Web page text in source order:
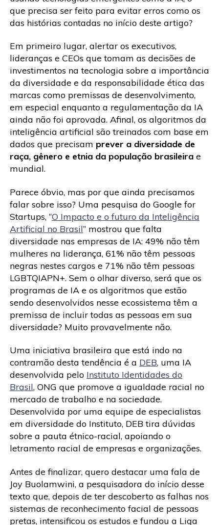
que precisa ser feito para evitar erros como os
das histórias contadas no início deste artigo?
Em primeiro lugar, alertar os executivos,
lideranças e CEOs que tomam as decisões de
investimentos na tecnologia sobre a importância
da diversidade e da responsabilidade ética das
marcas como premissas de desenvolvimento,
em especial enquanto a regulamentação da IA
ainda não foi aprovada. Afinal, os algoritmos da
inteligência artificial são treinados com base em
dados que precisam prever a diversidade de
raça, gênero e etnia da população brasileira e
mundial.
Parece óbvio, mas por que ainda precisamos
falar sobre isso? Uma pesquisa do Google for
Startups, “O Impacto e o futuro da Inteligência
Artificial no Brasil” mostrou que falta
diversidade nas empresas de IA: 49% não têm
mulheres na liderança, 61% não têm pessoas
negras nestes cargos e 71% não têm pessoas
LGBTQIAPN+. Sem o olhar diverso, será que os
programas de IA e os algoritmos que estão
sendo desenvolvidos nesse ecossistema têm a
premissa de incluir todas as pessoas em sua
diversidade? Muito provavelmente não.
Uma iniciativa brasileira que está indo na
contramão desta tendência é a DEB, uma IA
desenvolvida pelo Instituto Identidades do
Brasil, ONG que promove a igualdade racial no
mercado de trabalho e na sociedade.
Desenvolvida por uma equipe de especialistas
em diversidade do Instituto, DEB tira dúvidas
sobre a pauta étnico-racial, apoiando o
letramento racial de empresas e organizações.
Antes de finalizar, quero destacar uma fala de
Joy Buolamwini, a pesquisadora do início desse
texto que, depois de ter descoberto as falhas nos
sistemas de reconhecimento facial de pessoas
pretas, intensificou os estudos e fundou a Liga